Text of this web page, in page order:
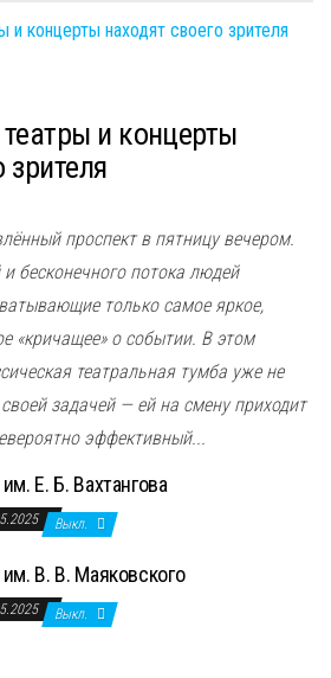
и концерты
зрителя
проспект в пятницу вечером.
бесконечного потока людей
только самое яркое,
«кричащее» о событии. В этом
театральная тумба уже не
задачей — ей на смену приходит
эффективный...
Е. Б. Вахтангова
Выкл.
им. В. В. Маяковского
Выкл.